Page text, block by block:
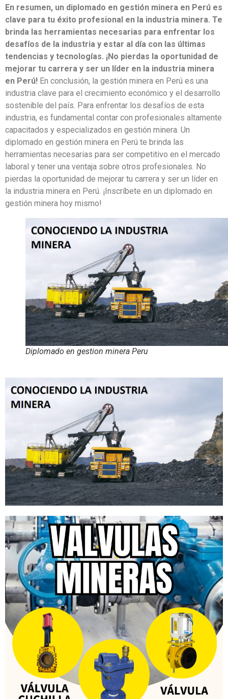
En resumen, un diplomado en gestión minera en Perú es
clave para tu éxito profesional en la industria minera. Te
brinda las herramientas necesarias para enfrentar los
desafíos de la industria y estar al día con las últimas
tendencias y tecnologías. ¡No pierdas la oportunidad de
mejorar tu carrera y ser un líder en la industria minera
en Perú! En conclusión, la gestión minera en Perú es una
industria clave para el crecimiento económico y el desarrollo
sostenible del país. Para enfrentar los desafíos de esta
industria, es fundamental contar con profesionales altamente
capacitados y especializados en gestión minera. Un
diplomado en gestión minera en Perú te brinda las
herramientas necesarias para ser competitivo en el mercado
laboral y tener una ventaja sobre otros profesionales. No
pierdas la oportunidad de mejorar tu carrera y ser un líder en
la industria minera en Perú. ¡Inscríbete en un diplomado en
gestión minera hoy mismo!
Diplomado en gestion minera Peru